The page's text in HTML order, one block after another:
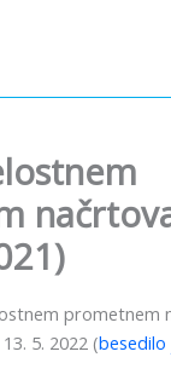
prometnem
5. 2022 (